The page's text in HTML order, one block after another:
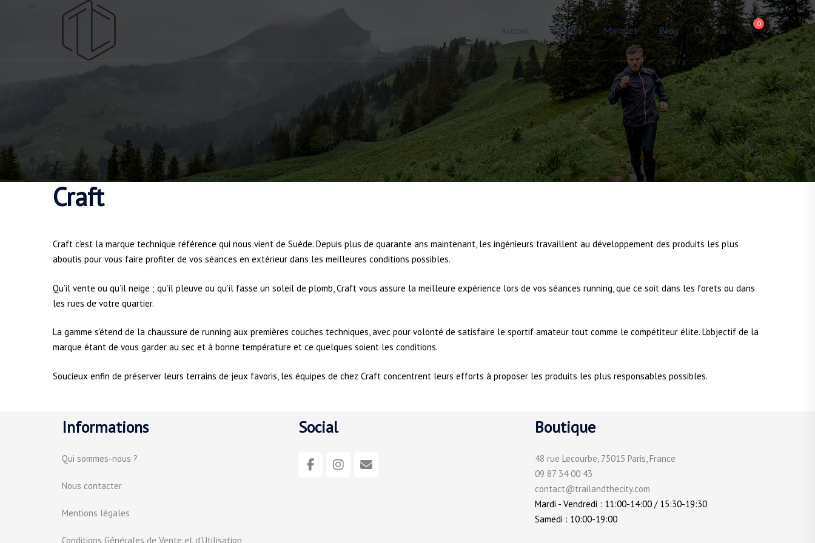
Accueil E-Carte Marques Blog
0
Craft
Craft c’est la marque technique référence qui nous vient de Suède. Depuis plus de quarante ans maintenant, les ingénieurs travaillent au développement des produits les plus
aboutis pour vous faire profiter de vos séances en extérieur dans les meilleures conditions possibles.
Qu’il vente ou qu’il neige ; qu’il pleuve ou qu’il fasse un soleil de plomb, Craft vous assure la meilleure expérience lors de vos séances running, que ce soit dans les forets ou dans
les rues de votre quartier.
La gamme s’étend de la chaussure de running aux premières couches techniques, avec pour volonté de satisfaire le sportif amateur tout comme le compétiteur élite. L’objectif de la
marque étant de vous garder au sec et à bonne température et ce quelques soient les conditions.
Soucieux enfin de préserver leurs terrains de jeux favoris, les équipes de chez Craft concentrent leurs efforts à proposer les produits les plus responsables possibles.
Informations
Qui sommes-nous ?
Nous contacter
Mentions légales
Conditions Générales de Vente et d'Utilisation
Social Boutique
48 rue Lecourbe, 75015 Paris, France
09 87 34 00 43
contact@trailandthecity.com
Mardi - Vendredi : 11:00-14:00 / 15:30-19:30
Samedi : 10:00-19:00